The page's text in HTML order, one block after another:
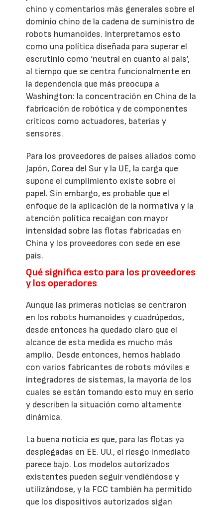
chino y comentarios más generales sobre el
dominio chino de la cadena de suministro de
robots humanoides. Interpretamos esto
como una política diseñada para superar el
escrutinio como ‘neutral en cuanto al país’,
al tiempo que se centra funcionalmente en
la dependencia que más preocupa a
Washington: la concentración en China de la
fabricación de robótica y de componentes
críticos como actuadores, baterías y
sensores.
Para los proveedores de países aliados como
Japón, Corea del Sur y la UE, la carga que
supone el cumplimiento existe sobre el
papel. Sin embargo, es probable que el
enfoque de la aplicación de la normativa y la
atención política recaigan con mayor
intensidad sobre las flotas fabricadas en
China y los proveedores con sede en ese
país.
Qué significa esto para los proveedores
y los operadores
Aunque las primeras noticias se centraron
en los robots humanoides y cuadrúpedos,
desde entonces ha quedado claro que el
alcance de esta medida es mucho más
amplio. Desde entonces, hemos hablado
con varios fabricantes de robots móviles e
integradores de sistemas, la mayoría de los
cuales se están tomando esto muy en serio
y describen la situación como altamente
dinámica.
La buena noticia es que, para las flotas ya
desplegadas en EE. UU., el riesgo inmediato
parece bajo. Los modelos autorizados
existentes pueden seguir vendiéndose y
utilizándose, y la FCC también ha permitido
que los dispositivos autorizados sigan